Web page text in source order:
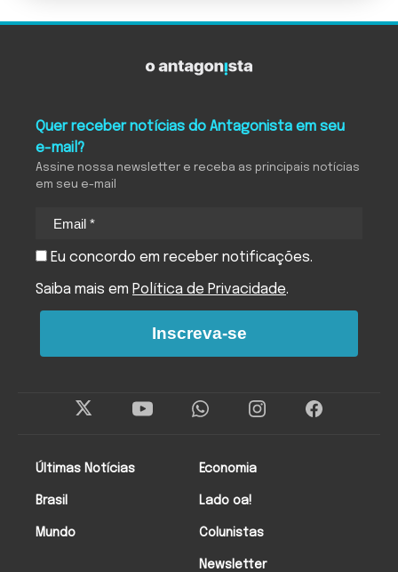
Últimas Notícias
Brasil
Mundo
Economia
Lado oa!
Colunistas
Newsletter
Quer receber notícias do Antagonista em seu
e-mail?
Assine nossa newsletter e receba as principais notícias
em seu e-mail
Eu concordo em receber notificações.
Saiba mais em Política de Privacidade.
Inscreva-se